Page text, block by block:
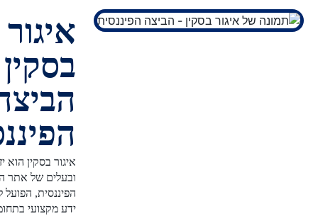
איגור
בסקין -
הביצה
הפיננסית
איגור בסקין הוא יזם פיננסי
ובעלים של אתר הביצה
הפיננסית, הפועל להנגשת
ידע מקצועי בתחומי שוק